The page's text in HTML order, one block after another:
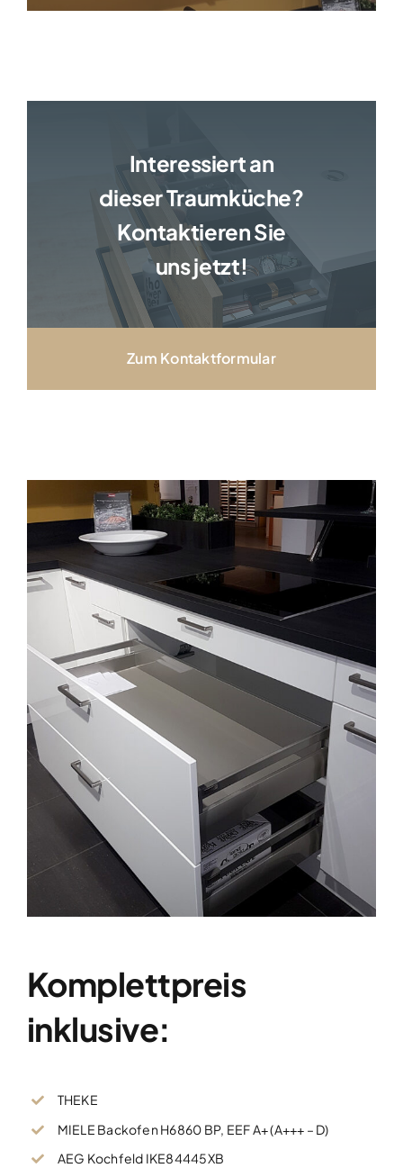
Interessiert an
dieser Traumküche?
Kontaktieren Sie
uns jetzt!
Zum Kontaktformular
Komplettpreis
inklusive:
THEKE
MIELE Backofen H6860 BP, EEF A+ (A+++ – D)
AEG Kochfeld IKE84445XB